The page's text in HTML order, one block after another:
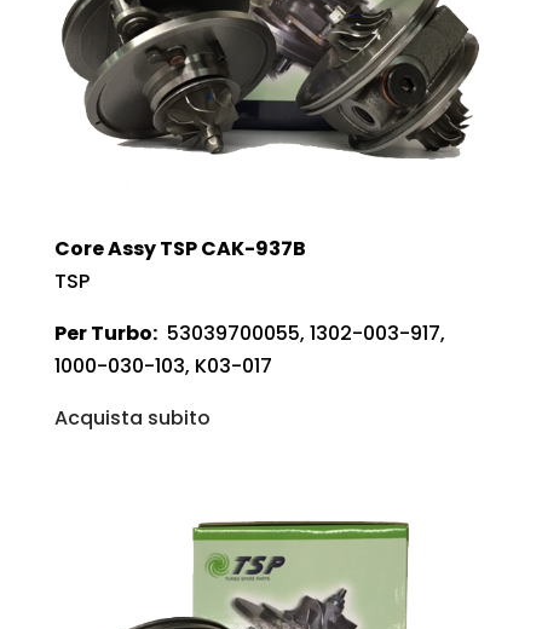
Core Assy TSP CAK-937B
TSP
Per Turbo:53039700055, 1302-003-917,
1000-030-103, K03-017
Acquista subito